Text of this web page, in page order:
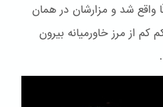
واقع شد و مزارشان در همان
کم از مرز خاورمیانه بیرون